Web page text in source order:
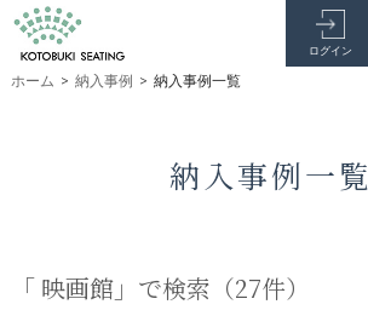
ログイン
ホーム > 納入事例 > 納入事例一覧
納入事例一覧
「 映画館」で検索（27件）